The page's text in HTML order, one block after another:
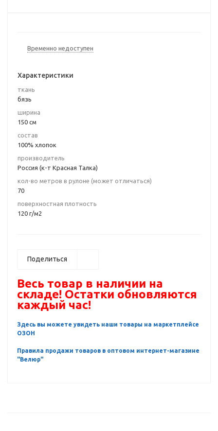
Временно недоступен
Характеристики
ткань
бязь
ширина
150 см
состав
100% хлопок
производитель
Россия (к-т Красная Талка)
кол-во метров в рулоне (может отличаться)
70
поверхностная плотность
120 г/м2
Поделиться
Весь товар в наличии на
складе! Остатки обновляются
каждый час!
Здесь вы можете увидеть наши товары на маркетплейсе
ОЗОН
Правила продажи товаров в оптовом интернет-магазине
"Велюр"